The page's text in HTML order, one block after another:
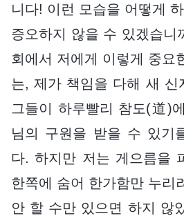
니다! 이런 모습을 어떻게
증오하지 않을 수 있겠습니
회에서 저에게 이렇게 중요
는, 제가 책임을 다해 새 신
그들이 하루빨리 참도(道)
님의 구원을 받을 수 있기
다. 하지만 저는 게으름을
한쪽에 숨어 한가함만 누리
안 할 수만 있으면 하지 않